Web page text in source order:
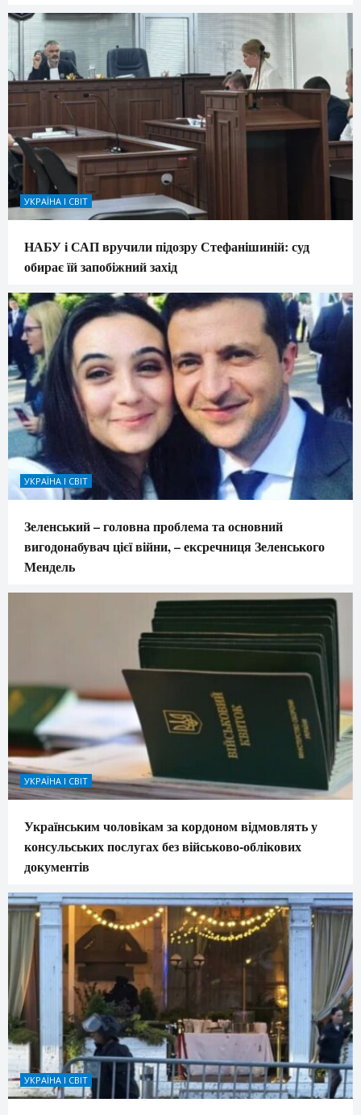
УКРАЇНА І СВІТ
НАБУ і САП вручили підозру Стефанішиній: суд
обирає їй запобіжний захід
УКРАЇНА І СВІТ
Зеленський – головна проблема та основний
вигодонабувач цієї війни, – ексречниця Зеленського
Мендель
УКРАЇНА І СВІТ
Українським чоловікам за кордоном відмовлять у
консульських послугах без військово-облікових
документів
УКРАЇНА І СВІТ